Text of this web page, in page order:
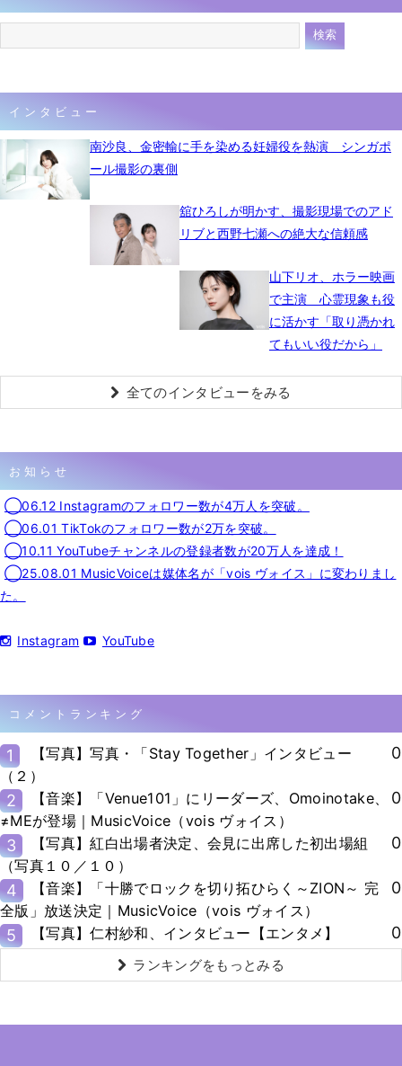
インタビュー
南沙良、金密輸に手を染める妊婦役を熱演 シンガポ
ール撮影の裏側
舘ひろしが明かす、撮影現場でのアド
リブと西野七瀬への絶大な信頼感
山下リオ、ホラー映画
で主演 心霊現象も役
に活かす「取り憑かれ
てもいい役だから」
全てのインタビューをみる
お知らせ
◯06.12 Instagramのフォロワー数が4万人を突破。
◯06.01 TikTokのフォロワー数が2万を突破。
◯10.11 YouTubeチャンネルの登録者数が20万人を達成！
◯25.08.01 MusicVoiceは媒体名が「vois ヴォイス」に変わりまし
た。
Instagram YouTube
コメントランキング
1
【写真】写真・「Stay Together」インタビュー
（２）
0
2
【音楽】「Venue101」にリーダーズ、Omoinotake、
≠MEが登場｜MusicVoice（vois ヴォイス）
0
3
【写真】紅白出場者決定、会見に出席した初出場組
（写真１０／１０）
0
4
【音楽】「十勝でロックを切り拓ひらく～ZION～ 完
全版」放送決定｜MusicVoice（vois ヴォイス）
0
5 【写真】仁村紗和、インタビュー【エンタメ】 0
ランキングをもっとみる